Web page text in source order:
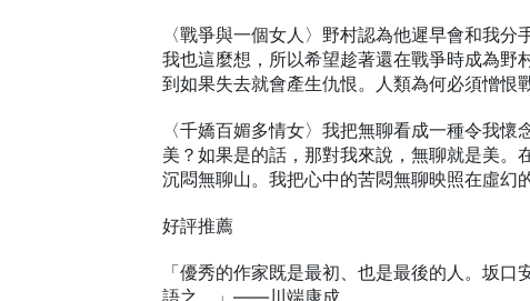
〈戰爭與一個女人〉野村認為他遲早會和我
我也這麼想，所以希望趁著還在戰爭時成為野
到如果失去就會產生仇恨。人類為何必須憎
〈千嬌百媚多情女〉我把無聊看成一種令我
美？如果是的話，那對我來說，無聊就是美
沉悶無聊山。我把心中的苦悶無聊映照在虛幻
好評推薦
「優秀的作家既是最初、也是最後的人。坂
語之。」——川端康成